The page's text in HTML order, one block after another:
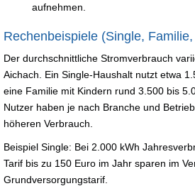
aufnehmen.
Rechenbeispiele (Single,
Der durchschnittliche Stromverbrauch
Aichach. Ein Single-Haushalt nutzt etwa
eine Familie mit Kindern rund 3.500 bis
Nutzer haben je nach Branche und
höheren Verbrauch.
Beispiel Single: Bei 2.000 kWh
Tarif bis zu 150 Euro im Jahr sparen im
Grundversorgungstarif.